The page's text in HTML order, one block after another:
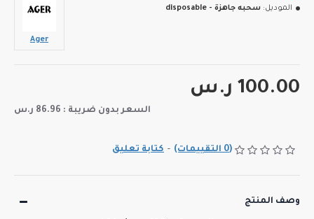
(0 التقييمات) - كتابة تعليق
100.00 ر.س
السعر بدون ضريبة : 86.96 ر.س
الموديل: سحبه جاهزة - disposable
Ager
وصف المنتج